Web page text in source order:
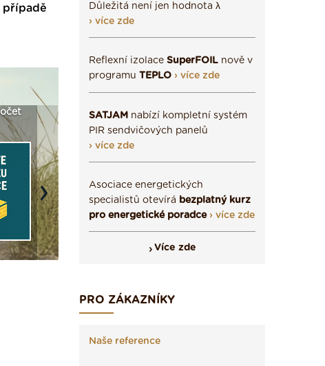
případě
a
kostce ›
Vyberte si izolaci a pak
ji tady klidně poptejte ›
Vytvořte si vizualizaci
fasády ›
Next
Důležitá není jen hodnota λ
› více zde
Reflexní izolace SuperFOIL nově v
programu TEPLO › více zde
SATJAM nabízí kompletní systém
PIR sendvičových panelů
› více zde
Asociace energetických
specialistů otevírá bezplatný kurz
pro energetické poradce › více zde
Více zde
PRO ZÁKAZNÍKY
Naše reference